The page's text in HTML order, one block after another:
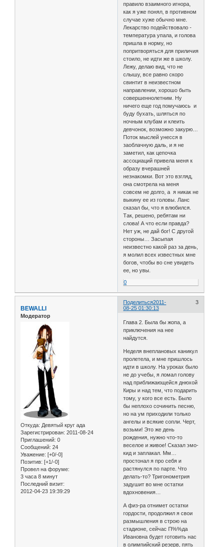
правило взаимного игнора,
как я уже понял, в противном
случае хуже обычно мне.
Лекарство подействовало -
температура упала, и голова
пришла в норму, но
попритворяться для приличия
стоило, не идти же в школу.
Лежу, делаю вид, что не
слышу, все равно скоро
свинтит в неизвестном
направлении, хорошо быть
совершеннолетним. Ну
ничего еще год помучаюсь и
буду бухать, шляться по
ночным клубам и клеить
девчонок, возможно закурю…
Поток мыслей унесся в
заоблачную даль, и я не
заметил, как цепочка
ассоциаций привела меня к
образу вчерашней
незнакомки. Вот это взгляд,
она смотрела на меня
совсем не долго, а я никак не
выкину ее из головы. Ланс
сказал бы, что я влюбился.
Так, решено, ребятам ни
слова! А что если правда?
Нет уж, не дай бог! С другой
стороны… Засыпая
неизвестно какой раз за день,
я молил всех известных мне
богов, чтобы во сне увидеть
ее, но увы.
0
Поделиться 3
2011-
08-25 01:30:13
BEWALLI
Модератор
Откуда: Девятый круг ада
Зарегистрирован: 2011-08-24
Приглашений: 0
Сообщений: 24
Уважение: [+0/-0]
Позитив: [+1/-0]
Провел на форуме:
3 часа 8 минут
Последний визит:
2012-04-23 19:39:29
Глава 2. Была бы жопа, а
приключения на нее
найдутся.
Неделя внеплановых каникул
пролетела, и мне пришлось
идти в школу. На уроках было
не до учебы, я ломал голову
над приближающейся днюхой
Киры и над тем, что подарить
тому, у кого все есть. Было
бы неплохо сочинить песню,
но на ум приходили только
ангелы и всякие сопли. Черт,
возьми! Это же день
рождения, нужно что-то
веселое и живое! Сказал эмо-
кид и заплакал. Мм…
простонал я про себя и
растянулся по парте. Что
делать-то? Тригонометрия
задушит во мне остатки
вдохновения…
А физ-ра отнимет остатки
гордости, продолжил я свои
размышления в строю на
стадионе, сейчас П%%да
Ивановна будет готовить нас
в олимпийский резерв, пять